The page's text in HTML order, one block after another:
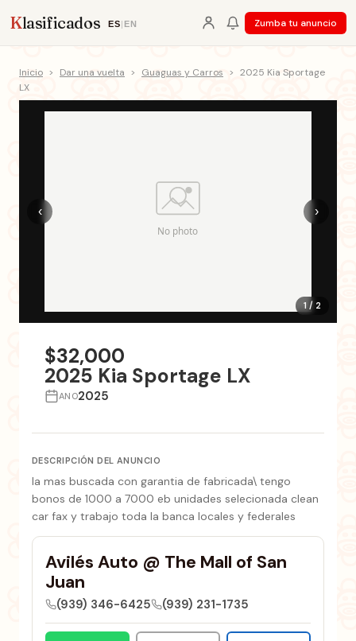
Klasificados ES| EN Zumba tu anuncio
Inicio > Dar una vuelta > Guaguas y Carros > 2025 Kia Sportage
LX
1 / 2
‹ ›
$32,000
2025 Kia Sportage LX
ANO2025
DESCRIPCIÓN DEL ANUNCIO
la mas buscada con garantia de fabricada\ tengo
bonos de 1000 a 7000 eb unidades selecionada clean
car fax y trabajo toda la banca locales y federales
Avilés Auto @ The Mall of San
Juan
(939) 346-6425 (939) 231-1735